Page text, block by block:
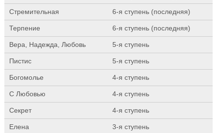
Стремительная 6-я ступень (последняя)
Терпение 6-я ступень (последняя)
Вера, Надежда, Любовь 5-я ступень
Пистис 5-я ступень
Богомолье 4-я ступень
С Любовью 4-я ступень
Секрет 4-я ступень
Елена 3-я ступень